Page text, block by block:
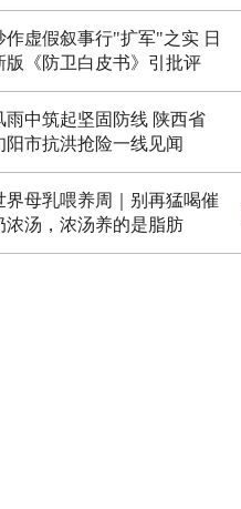
作虚假叙事行"扩军"之实 日
版《防卫白皮书》引批评
雨中筑起坚固防线 陕西省
阳市抗洪抢险一线见闻
界母乳喂养周｜别再猛喝催
浓汤，浓汤养的是脂肪